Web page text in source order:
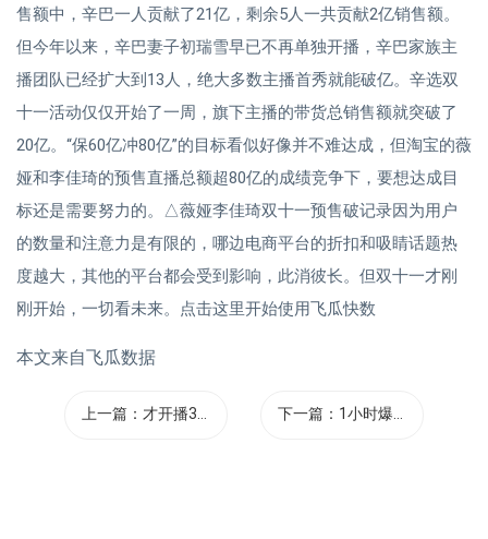
售额中，辛巴一人贡献了21亿，剩余5人一共贡献2亿销售额。
但今年以来，辛巴妻子初瑞雪早已不再单独开播，辛巴家族主
播团队已经扩大到13人，绝大多数主播首秀就能破亿。辛选双
十一活动仅仅开始了一周，旗下主播的带货总销售额就突破了
20亿。“保60亿冲80亿”的目标看似好像并不难达成，但淘宝的薇
娅和李佳琦的预售直播总额超80亿的成绩竞争下，要想达成目
标还是需要努力的。△薇娅李佳琦双十一预售破记录因为用户
的数量和注意力是有限的，哪边电商平台的折扣和吸睛话题热
度越大，其他的平台都会受到影响，此消彼长。但双十一才刚
刚开始，一切看未来。点击这里开始使用飞瓜快数
本文来自飞瓜数据
下一篇： 1小时爆单1...
上一篇： 才开播3天...